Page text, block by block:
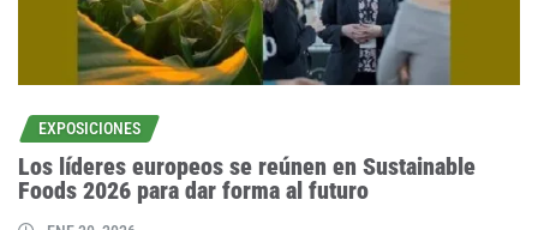
EXPOSICIONES
Los líderes europeos se reúnen en Sustainable
Foods 2026 para dar forma al futuro